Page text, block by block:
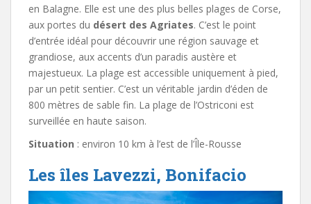
en Balagne. Elle est une des plus belles plages de Corse,
aux portes du désert des Agriates. C’est le point
d’entrée idéal pour découvrir une région sauvage et
grandiose, aux accents d’un paradis austère et
majestueux. La plage est accessible uniquement à pied,
par un petit sentier. C’est un véritable jardin d’éden de
800 mètres de sable fin. La plage de l’Ostriconi est
surveillée en haute saison.
Situation : environ 10 km à l’est de l’Île-Rousse
Les îles Lavezzi, Bonifacio